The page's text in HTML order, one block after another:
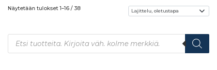
Näytetään tulokset 1–16 / 38
Products search